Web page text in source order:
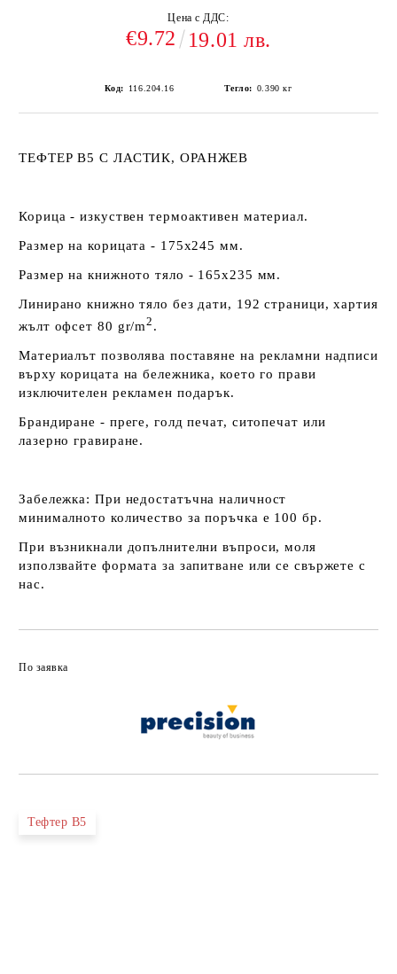
Цена с ДДС:
€9.72 19.01 лв.
Код: 116.204.16 Тегло: 0.390 кг
ТЕФТЕР В5 С ЛАСТИК, ОРАНЖЕВ
Корица - изкуствен термоактивен материал.
Размер на корицата - 175х245 мм.
Размер на книжното тяло - 165х235 мм.
Линирано книжно тяло без дати, 192 страници, хартия
жълт офсет 80 gr/m2 .
Материалът позволява поставяне на рекламни надписи
върху корицата на бележника, което го прави
изключителен рекламен подарък.
Брандиране - преге, голд печат, ситопечат или
лазерно гравиране.
Забележка: При недостатъчна наличност
минималното количество за поръчка е 100 бр.
При възникнали допълнителни въпроси, моля
използвайте формата за запитване или се свържете с
нас.
По заявка
Тефтер В5